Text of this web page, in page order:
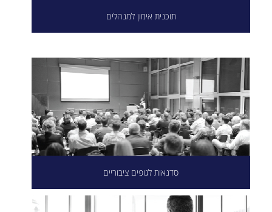
תוכנית אימון למנהלים
סדנאות לגופים ציבוריים